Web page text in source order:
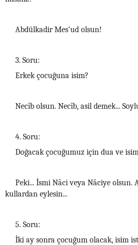
Abdülkadir Mes’ud olsun!
3. Soru:
Erkek çocuğuna isim?
Necîb olsun. Necîb, asil demek...
4. Soru:
Doğacak çocuğumuz için dua ve
Peki... İsmi Nâci veya Nâciye olsun.
kullardan eylesin...
5. Soru:
İki ay sonra çocuğum olacak, isim